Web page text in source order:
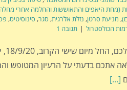
(מחת היאפים והתאוששות והחלמה אחרי
, מניעת סרטן, נזלת אלרגית, סגר, סינוסיטיס,
הכולסטרול | תגובה 1
אתכם בדעתי על הרעיון המטופש
[...]